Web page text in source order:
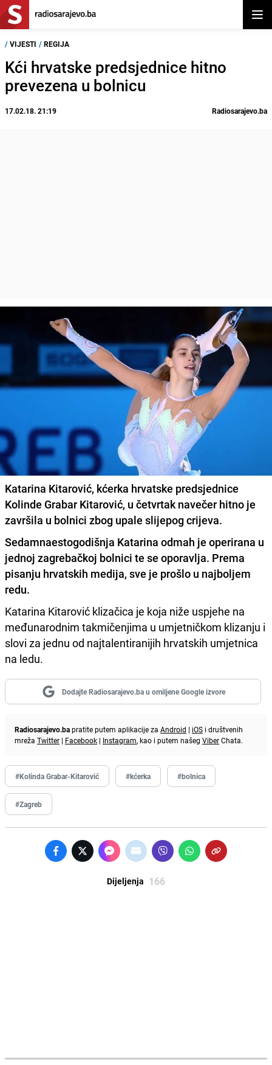
/ VIJESTI / REGIJA
Kći hrvatske predsjednice hitno
prevezena u bolnicu
17.02.18. 21:19 Radiosarajevo.ba
Katarina Kitarović, kćerka hrvatske predsjednice
Kolinde Grabar Kitarović, u četvrtak navečer hitno je
završila u bolnici zbog upale slijepog crijeva.
Sedamnaestogodišnja Katarina odmah je operirana u
jednoj zagrebačkoj bolnici te se oporavlja. Prema
pisanju hrvatskih medija, sve je prošlo u najboljem
redu.
Katarina Kitarović klizačica je koja niže uspjehe na
međunarodnim takmičenjima u umjetničkom klizanju i
slovi za jednu od najtalentiranijih hrvatskih umjetnica
na ledu.
Dodajte Radiosarajevo.ba u omiljene Google izvore
Radiosarajevo.bapratite putem aplikacije za Android | iOS i društvenih
mreža Twitter | Facebook | Instagram, kao i putem našeg ViberChata.
#Kolinda Grabar-Kitarović #kćerka #bolnica
#Zagreb
Dijeljenja 166